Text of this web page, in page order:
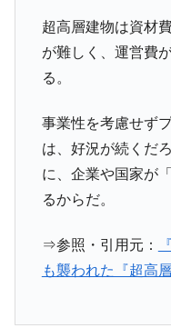
『Money1』
韓国･警
動」
『Money1』
韓国製造
種は全般的「不調」⇒
『Money1』
ン』1人当たり賠償10
『Money1』 韓国で
『Money1』
韓国型
『Money1』 【対日
超高層建物は資材
が難しく、運営費
る。
事業性を考慮せず
は、好況が続くだ
に、企業や国家が「
るからだ。
⇒参照・引用元：
も襲われた『超高